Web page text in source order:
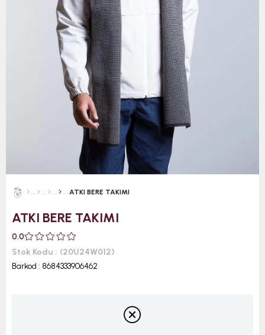
ATKI BERE TAKIMI
ATKI BERE TAKIMI
0.0
Stok Kodu
(20U24W012)
Barkod : 8684333906462